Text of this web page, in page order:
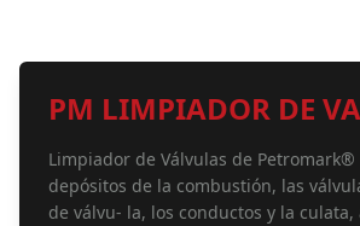
PM LIMPIADOR DE
Limpiador de Válvulas de
depósitos de la combustión, las
de válvu- la, los conductos y la culata,